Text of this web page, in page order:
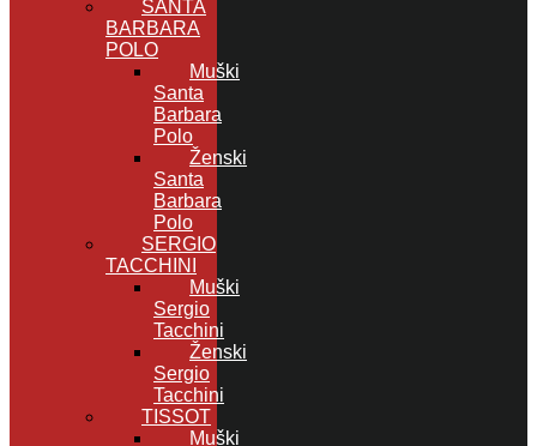
SANTA
BARBARA
POLO
Muški
Santa
Barbara
Polo
Ženski
Santa
Barbara
Polo
SERGIO
TACCHINI
Muški
Sergio
Tacchini
Ženski
Sergio
Tacchini
TISSOT
Muški